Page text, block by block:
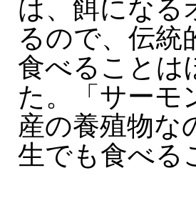
は、餌になる
るので、伝統
食べることは
た。「サーモ
産の養殖物な
生でも食べる